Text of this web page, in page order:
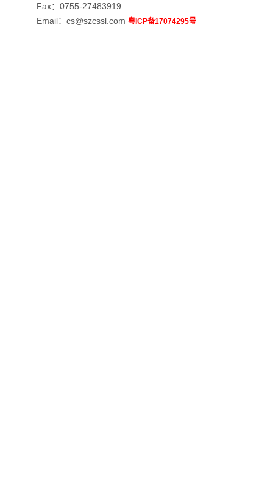
Fax：0755-27483919
Email：cs@szcssl.com 粤ICP备17074295号